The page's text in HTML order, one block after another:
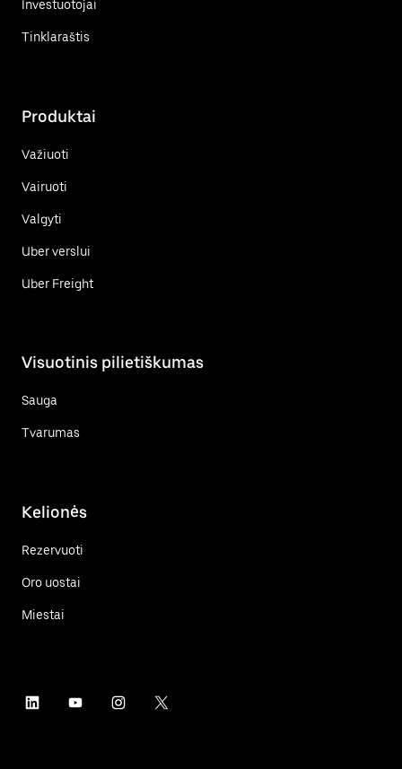
Investuotojai
Tinklaraštis
Produktai
Važiuoti
Vairuoti
Valgyti
Uber verslui
Uber Freight
Visuotinis pilietiškumas
Sauga
Tvarumas
Kelionės
Rezervuoti
Oro uostai
Miestai